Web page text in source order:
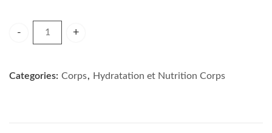
Categories: Corps, Hydratation et Nutrition Corps